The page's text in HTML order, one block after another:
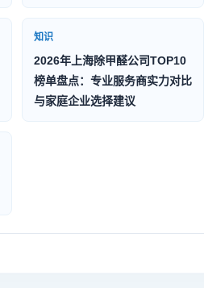
知识
2026年上海除甲醛公司TOP10
榜单盘点：专业服务商实力对比
与家庭企业选择建议